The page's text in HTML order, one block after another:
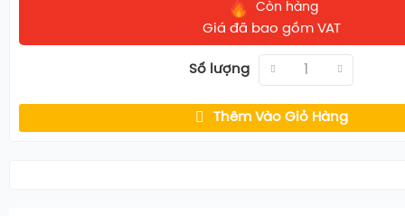
CÔNG NGHỆ HÌNH ẢNH NỔI BẬT
Điều chỉnh độ sáng tự động AI Brightness
Dynamic Tone Mapping tối ưu độ sáng, cho độ
Còn hàng
Giá đã bao gồm VAT
Số lượng
Thêm Vào Giỏ Hàng